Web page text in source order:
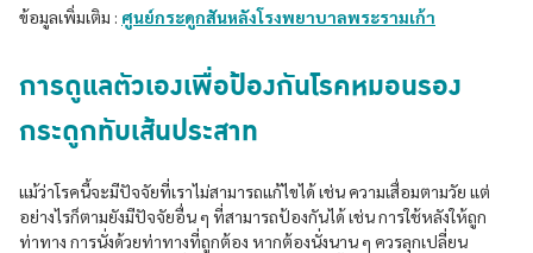
ข้อมูลเพิ่มเติม : ศูนย์กระดูกสันหลังโรงพยาบาลพระรามเก้า
การดูแลตัวเองเพื่อป้องกันโรคหมอนรอง
กระดูกทับเส้นประสาท
แม้ว่าโรคนี้จะมีปัจจัยที่เราไม่สามารถแก้ไขได้ เช่น ความเสื่อมตามวัย แต่
อย่างไรก็ตามยังมีปัจจัยอื่น ๆ ที่สามารถป้องกันได้ เช่น การใช้หลังให้ถูก
ท่าทาง การนั่งด้วยท่าทางที่ถูกต้อง หากต้องนั่งนาน ๆ ควรลุกเปลี่ยน